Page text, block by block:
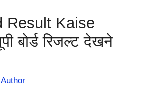
Result Kaise
बोर्ड रिजल्ट देखने
Author